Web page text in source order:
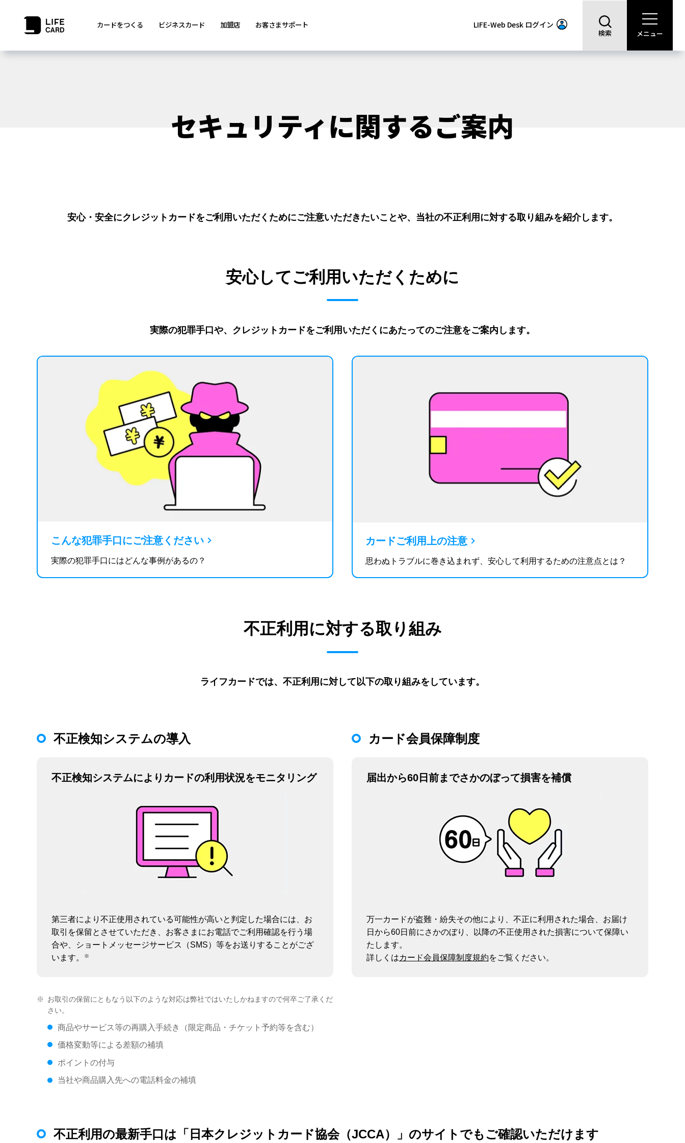
カードをつくる ビジネスカード 加盟店 お客さまサポート LIFE-Web Desk ログイン
検索 メニュー
セキュリティに関するご案内
安心・安全にクレジットカードをご利用いただくためにご注意いただきたいことや、当社の不正利用に対する取り組みを紹介します。
安心してご利用いただくために
実際の犯罪手口や、クレジットカードをご利用いただくにあたってのご注意をご案内します。
こんな犯罪手口にご注意ください
実際の犯罪手口にはどんな事例があるの？
カードご利用上の注意
思わぬトラブルに巻き込まれず、安心して利用するための注意点とは？
不正利用に対する取り組み
ライフカードでは、不正利用に対して以下の取り組みをしています。
不正検知システムの導入
不正検知システムによりカードの利用状況をモニタリング
第三者により不正使用されている可能性が高いと判定した場合には、お
取引を保留とさせていただき、お客さまにお電話でご利用確認を行う場
合や、ショートメッセージサービス（SMS）等をお送りすることがござ
います。
※
※
お取引の保留にともなう以下のような対応は弊社ではいたしかねますので何卒ご了承くだ
さい。
商品やサービス等の再購入手続き（限定商品・チケット予約等を含む）
価格変動等による差額の補填
ポイントの付与
当社や商品購入先への電話料金の補填
カード会員保障制度
届出から60日前までさかのぼって損害を補償
万一カードが盗難・紛失その他により、不正に利用された場合、お届け
日から60日前にさかのぼり、以降の不正使用された損害について保障い
たします。
詳しくはカード会員保障制度規約をご覧ください。
不正利用の最新手口は「日本クレジットカード協会（JCCA）」のサイトでもご確認いただけます